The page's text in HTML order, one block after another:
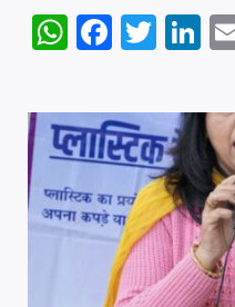
W
at
s
A
p
p
F
c
e
b
o
o
k
T
itt
e
r
Li
k
e
dI
n